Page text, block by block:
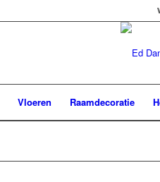
Vloeren Raamdecoratie